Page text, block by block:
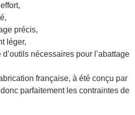
précis,
léger,
nécessaires pour l’abattage
française, à été conçu par
parfaitement les contraintes de